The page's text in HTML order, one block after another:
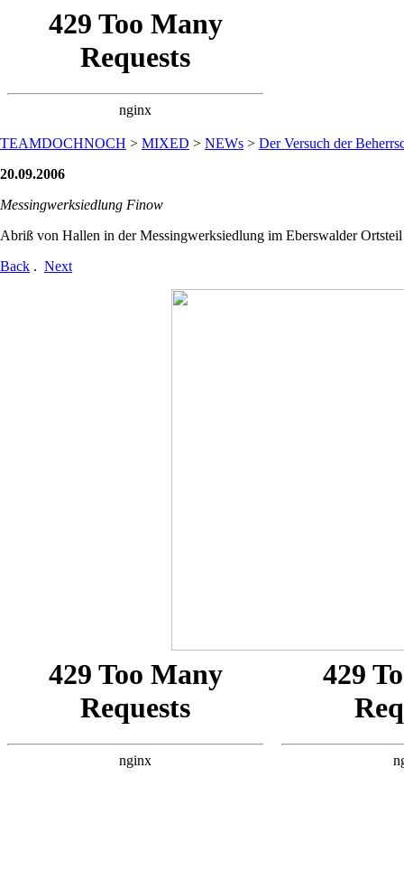
TEAMDOCHNOCH > MIXED > NEWs > Der Versuch der
20.09.2006
Messingwerksiedlung Finow
Abriß von Hallen in der Messingwerksiedlung im Eberswalder
Back . Next